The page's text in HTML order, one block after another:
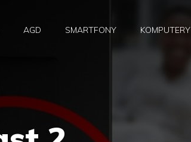
AGD SMARTFONY KOMPUTERY